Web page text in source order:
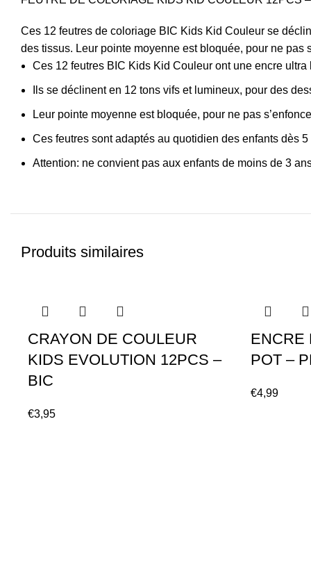
Ces 12 feutres de coloriage BIC Kids Kid Couleur se
des tissus. Leur pointe moyenne est bloquée, pour ne pas
Ces 12 feutres BIC Kids Kid Couleur ont une encre
Ils se déclinent en 12 tons vifs et lumineux, pour des
Leur pointe moyenne est bloquée, pour ne pas
Ces feutres sont adaptés au quotidien des enfants dès 5
Attention: ne convient pas aux enfants de moins de 3
Produits similaires
CRAYON DE COULEUR
KIDS EVOLUTION 12PCS –
BIC
€3,95
ENCRE
POT –
€4,99